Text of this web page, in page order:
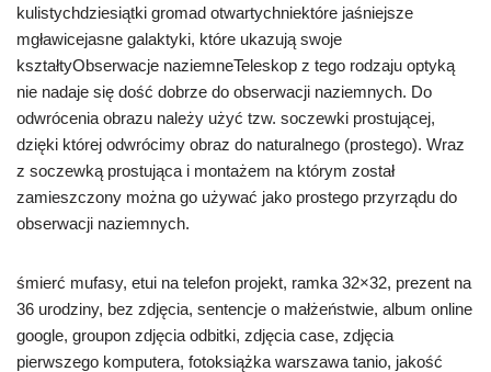
kulistychdziesiątki gromad otwartychniektóre jaśniejsze
mgławicejasne galaktyki, które ukazują swoje
kształtyObserwacje naziemneTeleskop z tego rodzaju optyką
nie nadaje się dość dobrze do obserwacji naziemnych. Do
odwrócenia obrazu należy użyć tzw. soczewki prostującej,
dzięki której odwrócimy obraz do naturalnego (prostego). Wraz
z soczewką prostująca i montażem na którym został
zamieszczony można go używać jako prostego przyrządu do
obserwacji naziemnych.
śmierć mufasy, etui na telefon projekt, ramka 32×32, prezent na
36 urodziny, bez zdjęcia, sentencje o małżeństwie, album online
google, groupon zdjęcia odbitki, zdjęcia case, zdjęcia
pierwszego komputera, fotoksiążka warszawa tanio, jakość